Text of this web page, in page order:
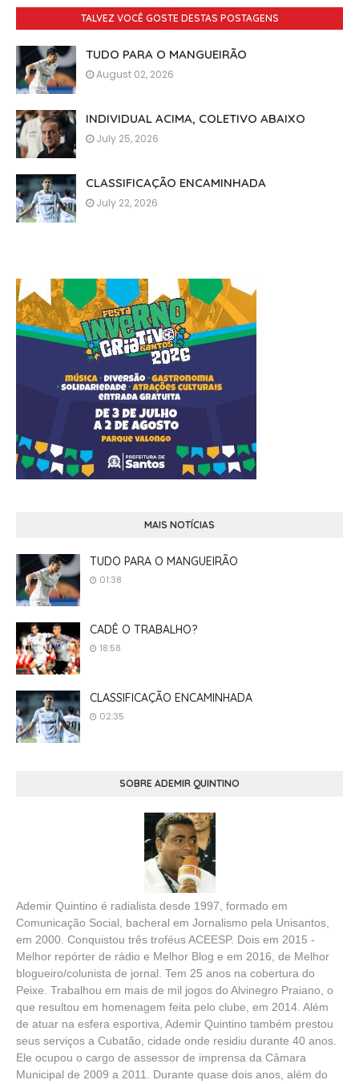
TALVEZ VOCÊ GOSTE DESTAS POSTAGENS
TUDO PARA O MANGUEIRÃO
August 02, 2026
INDIVIDUAL ACIMA, COLETIVO ABAIXO
July 25, 2026
CLASSIFICAÇÃO ENCAMINHADA
July 22, 2026
MAIS NOTÍCIAS
TUDO PARA O MANGUEIRÃO
01:38
CADÊ O TRABALHO?
18:58
CLASSIFICAÇÃO ENCAMINHADA
02:35
SOBRE ADEMIR QUINTINO
Ademir Quintino é radialista desde 1997, formado em
Comunicação Social, bacheral em Jornalismo pela Unisantos,
em 2000. Conquistou três troféus ACEESP. Dois em 2015 -
Melhor repórter de rádio e Melhor Blog e em 2016, de Melhor
blogueiro/colunista de jornal. Tem 25 anos na cobertura do
Peixe. Trabalhou em mais de mil jogos do Alvinegro Praiano, o
que resultou em homenagem feita pelo clube, em 2014. Além
de atuar na esfera esportiva, Ademir Quintino também prestou
seus serviços a Cubatão, cidade onde residiu durante 40 anos.
Ele ocupou o cargo de assessor de imprensa da Câmara
Municipal de 2009 a 2011. Durante quase dois anos, além do